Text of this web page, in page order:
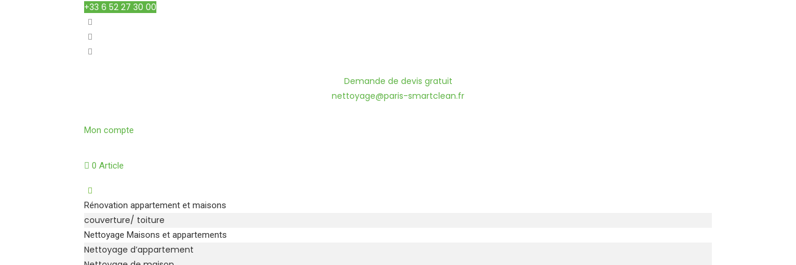
+33 6 52 27 30 00
Demande de devis gratuit
nettoyage@paris-smartclean.fr
Mon compte
0 Article
Rénovation appartement et maisons
couverture/ toiture
Nettoyage Maisons et appartements
Nettoyage d’appartement